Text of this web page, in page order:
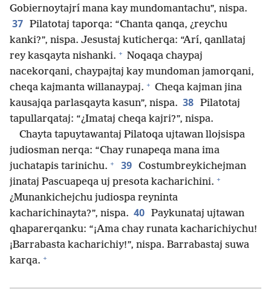
Gobiernoytajrí mana kay mundomantachu”, nispa.
37 Pilatotaj taporqa: “Chanta qanqa, ¿reychu
kanki?”, nispa. Jesustaj kuticherqa: “Arí, qanllataj
rey kasqayta nishanki. + Noqaqa chaypaj
nacekorqani, chaypajtaj kay mundoman jamorqani,
cheqa kajmanta willanaypaj. + Cheqa kajman jina
kausajqa parlasqayta kasun”, nispa. 38 Pilatotaj
tapullarqataj: “¿Imataj cheqa kajri?”, nispa.
Chayta tapuytawantaj Pilatoqa ujtawan llojsispa
judiosman nerqa: “Chay runapeqa mana ima
juchatapis tarinichu. + 39 Costumbreykichejman
jinataj Pascuapeqa uj presota kacharichini. +
¿Munankichejchu judiospa reyninta
kacharichinayta?”, nispa. 40 Paykunataj ujtawan
qhaparerqanku: “¡Ama chay runata kacharichiychu!
¡Barrabasta kacharichiy!”, nispa. Barrabastaj suwa
karqa. +